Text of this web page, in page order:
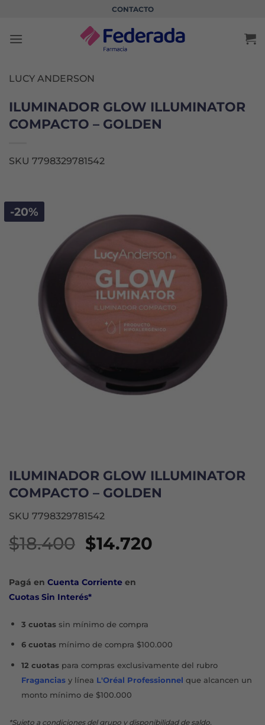
contenido
CONTACTO
LUCY ANDERSON
ILUMINADOR GLOW ILLUMINATOR
COMPACTO – GOLDEN
SKU 7798329781542
-20%
ILUMINADOR GLOW ILLUMINATOR
COMPACTO – GOLDEN
SKU 7798329781542
$18.400 El
original
era:
$14.720El
Pagá en Cuenta Corriente en
Cuotas Sin Interés*
3 cuotassin mínimo de compra
6 cuotasmínimo de compra $100.000
12 cuotaspara compras exclusivamente del rubro
Fraganciasy línea L'Oréal Professionnel que alcancen un
monto mínimo de $100.000
*Sujeto a condiciones del grupo y disponibilidad de saldo.